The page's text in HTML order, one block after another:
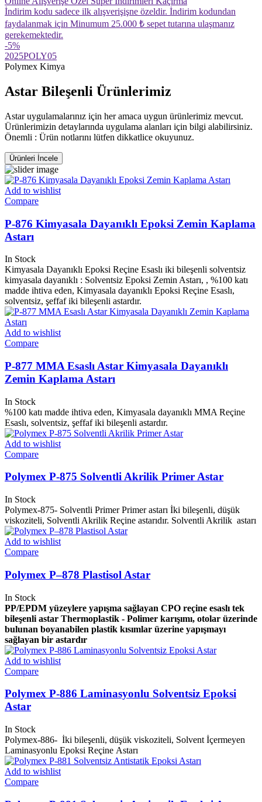
İndirim kodu sadece ilk alışverişişne özeldir. İndirim kodundan
faydalanmak için Minumum 25.000 ₺ sepet tutarına ulaşmanız
gerekemektedir.
-5%
2025POLY05
Polymex Kimya
Astar Bileşenli Ürünlerimiz
Astar uygulamalarınız için her amaca uygun ürünlerimiz mevcut.
Ürünlerimizin detaylarında uygulama alanları için bilgi alabilirsiniz.
Önemli : Ürün notlarını lütfen dikkatlice okuyunuz.
Ürünleri İncele
Add to wishlist
Compare
P-876 Kimyasala Dayanıklı Epoksi Zemin Kaplama
Astarı
In Stock
Kimyasala Dayanıklı Epoksi Reçine Esaslı iki bileşenli solventsiz
kimyasala dayanıklı : Solventsiz Epoksi Zemin Astarı, , %100 katı
madde ihtiva eden, Kimyasala dayanıklı Epoksi Reçine Esaslı,
solventsiz, şeffaf iki bileşenli astardır.
Add to wishlist
Compare
P-877 MMA Esaslı Astar Kimyasala Dayanıklı
Zemin Kaplama Astarı
In Stock
%100 katı madde ihtiva eden, Kimyasala dayanıklı MMA Reçine
Esaslı, solventsiz, şeffaf iki bileşenli astardır.
Add to wishlist
Compare
Polymex P-875 Solventli Akrilik Primer Astar
In Stock
Polymex-875- Solventli Primer Primer astarı İki bileşenli, düşük
viskoziteli, Solventli Akrilik Reçine astarıdır. Solventli Akrilik astarı
Add to wishlist
Compare
Polymex P–878 Plastisol Astar
In Stock
PP/EPDM yüzeylere yapışma sağlayan CPO reçine esaslı tek
bileşenli astar Thermoplastik - Polimer karışımı, otolar üzerinde
bulunan boyanabilen plastik kısımlar üzerine yapışmayı
sağlayan bir astardır
Add to wishlist
Compare
Polymex P-886 Laminasyonlu Solventsiz Epoksi
Astar
In Stock
Polymex-886- İki bileşenli, düşük viskoziteli, Solvent İçermeyen
Laminasyonlu Epoksi Reçine Astarı
Add to wishlist
Compare